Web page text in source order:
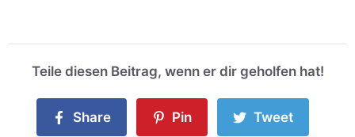
Teile diesen Beitrag, wenn er dir geholfen hat!
Share Pin Tweet